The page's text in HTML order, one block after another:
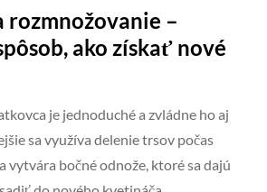
rozmnožovanie –
ako získať nové
je jednoduché a zvládne ho aj
sa využíva delenie trsov počas
vytvára bočné odnože, ktoré sa dajú